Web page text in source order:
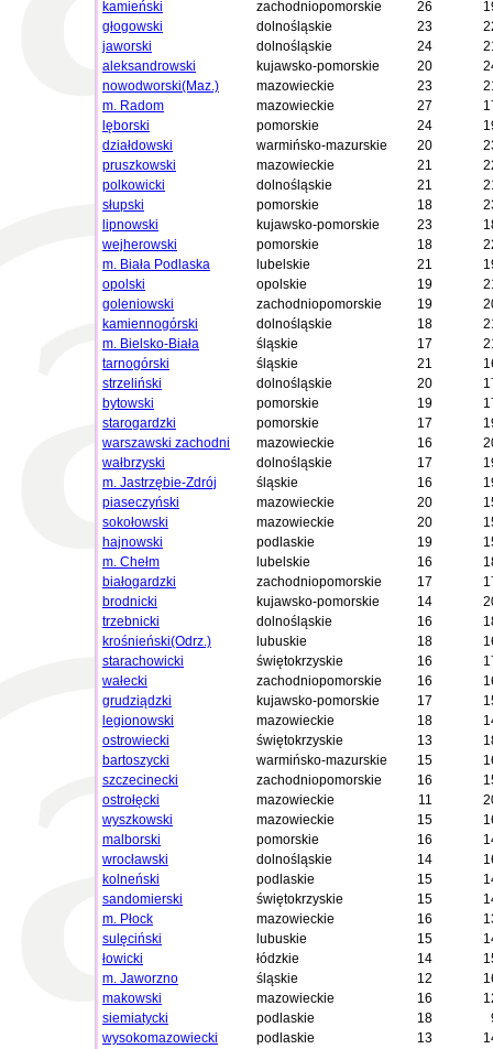
kamieński zachodniopomorskie 26
głogowski
dolnośląskie 23
jaworski
dolnośląskie 24
aleksandrowski
kujawsko-pomorskie 20
nowodworski(Maz.)
mazowieckie 23
m. Radom
mazowieckie 27
lęborski
pomorskie 24
działdowski
warmińsko-mazurskie 20
pruszkowski
mazowieckie 21
polkowicki
dolnośląskie 21
słupski
pomorskie 18
lipnowski
kujawsko-pomorskie 23
wejherowski
pomorskie 18
m. Biała Podlaska
lubelskie 21
opolski
opolskie 19
goleniowski
zachodniopomorskie 19
kamiennogórski
dolnośląskie 18
m. Bielsko-Biała
śląskie 17
tarnogórski
śląskie 21
strzeliński
dolnośląskie 20
bytowski
pomorskie 19
starogardzki
pomorskie 17
warszawski zachodni
mazowieckie 16
wałbrzyski
dolnośląskie 17
m. Jastrzębie-Zdrój
śląskie 16
piaseczyński
mazowieckie 20
sokołowski
mazowieckie 20
hajnowski
podlaskie 19
m. Chełm
lubelskie 16
białogardzki
zachodniopomorskie 17
brodnicki
kujawsko-pomorskie 14
trzebnicki
dolnośląskie 16
krośnieński(Odrz.)
lubuskie 18
starachowicki
świętokrzyskie 16
wałecki
zachodniopomorskie 16
grudziądzki
kujawsko-pomorskie 17
legionowski
mazowieckie 18
ostrowiecki
świętokrzyskie 13
bartoszycki
warmińsko-mazurskie 15
szczecinecki
zachodniopomorskie 16
ostrołęcki
mazowieckie 11
wyszkowski
mazowieckie 15
malborski
pomorskie 16
wrocławski
dolnośląskie 14
kolneński
podlaskie 15
sandomierski
świętokrzyskie 15
m. Płock
mazowieckie 16
sulęciński
lubuskie 15
łowicki
łódzkie 14
m. Jaworzno
śląskie 12
makowski
mazowieckie 16
siemiatycki
podlaskie 18
wysokomazowiecki
podlaskie 13